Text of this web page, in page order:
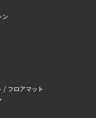
ン
/ フロアマット